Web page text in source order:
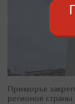
Приморье
регионов страны